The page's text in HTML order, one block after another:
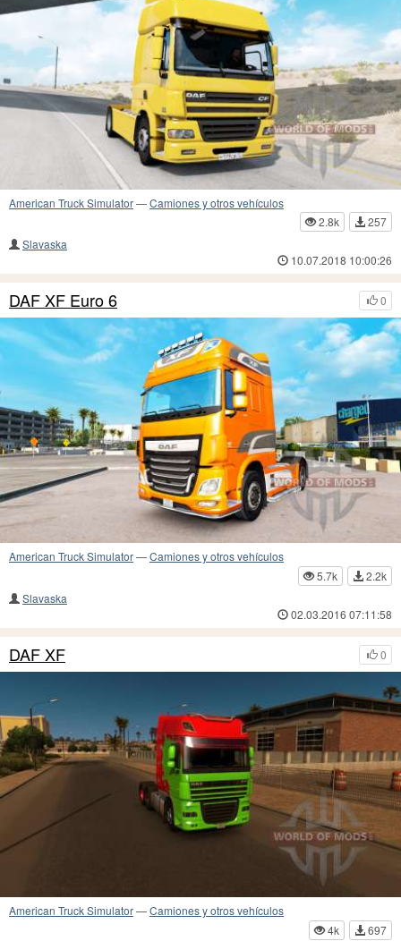
American Truck Simulator—Camiones y otros vehículos
2.8k
257
Slavaska
10.07.2018 10:00:26
0
DAF XF Euro 6
American Truck Simulator—Camiones y otros vehículos
5.7k
2.2k
Slavaska
02.03.2016 07:11:58
0
DAF XF
American Truck Simulator—Camiones y otros vehículos
4k
697